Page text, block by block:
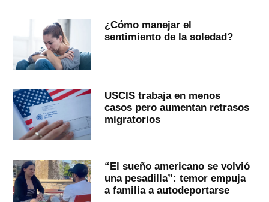
¿Cómo manejar el
sentimiento de la soledad?
USCIS trabaja en menos
casos pero aumentan retrasos
migratorios
“El sueño americano se volvió
una pesadilla”: temor empuja
a familia a autodeportarse